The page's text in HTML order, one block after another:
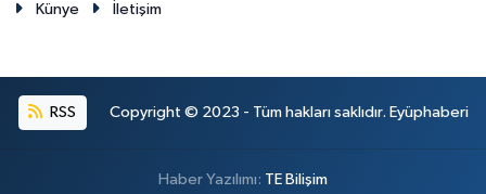
Künye İletişim
RSS Copyright © 2023 - Tüm hakları saklıdır. Eyüphaberi
Haber Yazılımı: TE Bilişim